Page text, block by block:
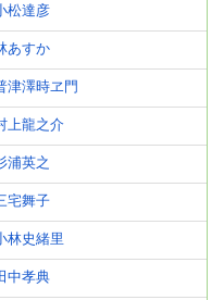
松達彦
あすか
津澤時ヱ門
上龍之介
浦英之
宅舞子
林史緒里
中孝典